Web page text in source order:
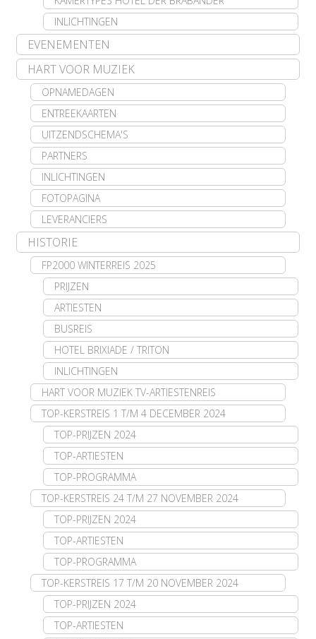
INLICHTINGEN
EVENEMENTEN
HART VOOR MUZIEK
OPNAMEDAGEN
ENTREEKAARTEN
UITZENDSCHEMA'S
PARTNERS
INLICHTINGEN
FOTOPAGINA
LEVERANCIERS
HISTORIE
FP2000 WINTERREIS 2025
PRIJZEN
ARTIESTEN
BUSREIS
HOTEL BRIXIADE / TRITON
INLICHTINGEN
HART VOOR MUZIEK TV-ARTIESTENREIS
TOP-KERSTREIS 1 T/M 4 DECEMBER 2024
TOP-PRIJZEN 2024
TOP-ARTIESTEN
TOP-PROGRAMMA
TOP-KERSTREIS 24 T/M 27 NOVEMBER 2024
TOP-PRIJZEN 2024
TOP-ARTIESTEN
TOP-PROGRAMMA
TOP-KERSTREIS 17 T/M 20 NOVEMBER 2024
TOP-PRIJZEN 2024
TOP-ARTIESTEN